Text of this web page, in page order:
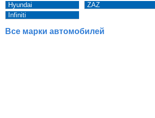
Hyundai
Infiniti
ZAZ
Все марки автомобилей